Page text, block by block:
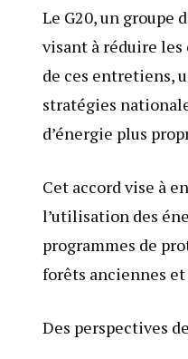
Le G20, un groupe
visant à réduire les
de ces entretiens,
stratégies
d’énergie plus
Cet accord vise à
l’utilisation des
programmes de
forêts anciennes
Des perspectives